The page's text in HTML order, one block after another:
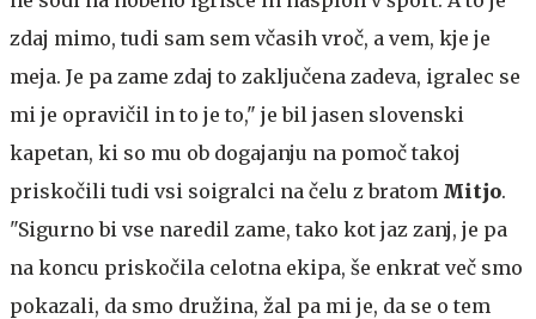
zdaj mimo, tudi sam sem včasih vroč, a vem, kje je
meja. Je pa zame zdaj to zaključena zadeva, igralec se
mi je opravičil in to je to," je bil jasen slovenski
kapetan, ki so mu ob dogajanju na pomoč takoj
priskočili tudi vsi soigralci na čelu z bratom Mitjo.
"Sigurno bi vse naredil zame, tako kot jaz zanj, je pa
na koncu priskočila celotna ekipa, še enkrat več smo
pokazali, da smo družina, žal pa mi je, da se o tem